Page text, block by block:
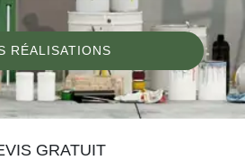
RÉALISATIONS
GRATUIT